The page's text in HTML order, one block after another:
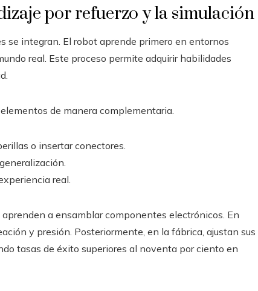
por refuerzo y la simulación
se integran. El robot aprende primero en entornos
real. Este proceso permite adquirir habilidades
de manera complementaria.
o insertar conectores.
real.
a ensamblar componentes electrónicos. En
y presión. Posteriormente, en la fábrica, ajustan sus
tasas de éxito superiores al noventa por ciento en